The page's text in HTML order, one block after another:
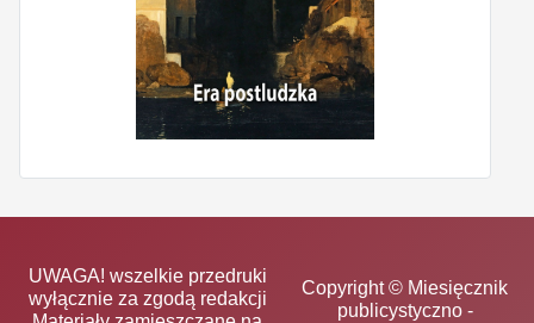
UWAGA! wszelkie przedruki
wyłącznie za zgodą redakcji
Copyright © Miesięcznik
publicystyczno -